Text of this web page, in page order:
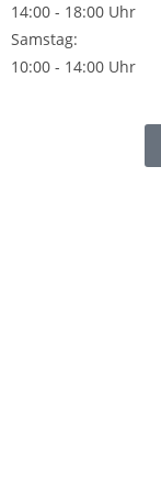
14:00 - 18:00 Uhr
Samstag:
10:00 - 14:00 Uhr